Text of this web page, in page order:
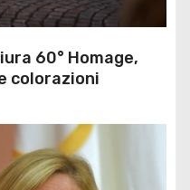
60° Homage,
colorazioni